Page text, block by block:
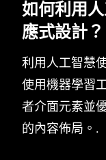
如何利用
應式設計？
利用人工智慧
使用機器學習
者介面元素並
的內容佈局。.